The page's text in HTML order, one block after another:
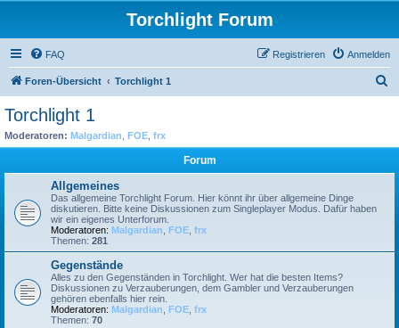
Torchlight Forum
FAQ Anmelden
Registrieren
Foren-Übersicht Torchlight 1
Torchlight 1
Moderatoren: Malgardian FOE frx
Forum
Allgemeines
Das allgemeine Torchlight Forum. Hier könnt ihr über allgemeine Dinge
diskutieren. Bitte keine Diskussionen zum Singleplayer Modus. Dafür haben
wir ein eigenes Unterforum.
Moderatoren: Malgardian FOE frx
Themen: 281
Gegenstände
Alles zu den Gegenständen in Torchlight. Wer hat die besten Items?
Diskussionen zu Verzauberungen, dem Gambler und Verzauberungen
gehören ebenfalls hier rein.
Moderatoren: Malgardian FOE frx
Themen: 70